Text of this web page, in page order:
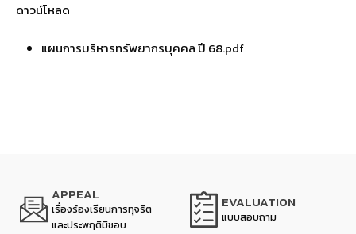
ดาวน์โหลด
แผนการบริหารทรัพยากรบุคคล ปี 68.pdf
APPEAL
เรื่องร้องเรียนการทุจริต
และประพฤติมิชอบ
EVALUATION
แบบสอบถาม